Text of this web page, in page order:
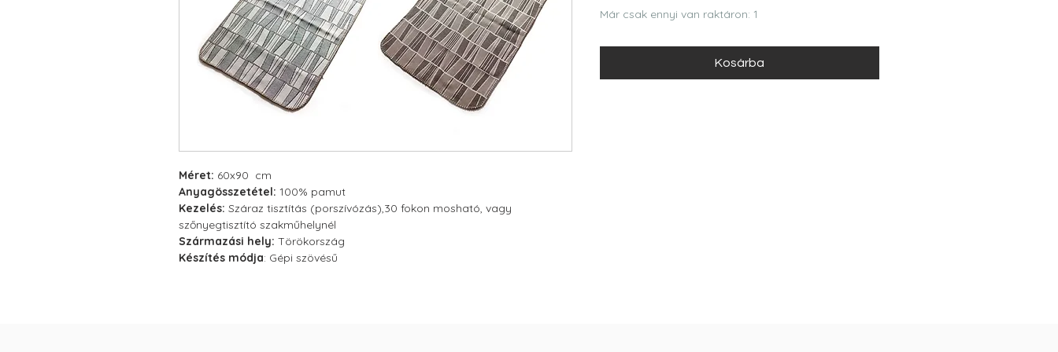
Méret: 60x90 cm
Anyagösszetétel: 100% pamut
Kezelés: Száraz tisztítás (porszívózás),30 fokon mosható, vagy
szőnyegtisztító szakműhelynél
Származási hely: Törökország
Készítés módja: Gépi szövésű
Már csak ennyi van raktáron: 1
Kosárba